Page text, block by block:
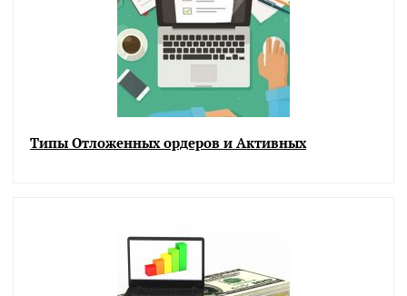
Типы Отложенных ордеров и Активных